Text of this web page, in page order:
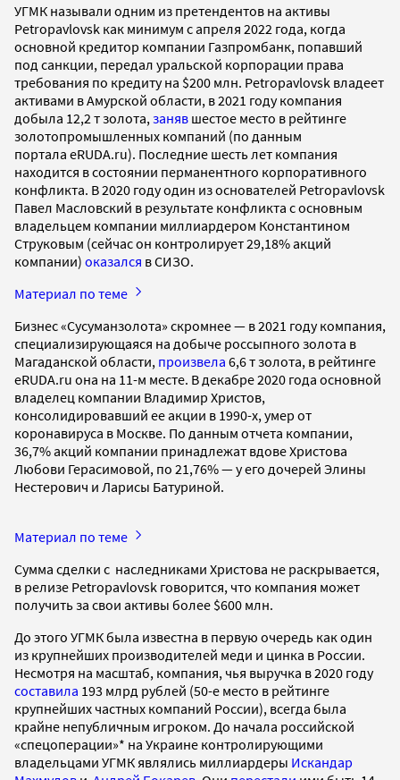
УГМК называли одним из претендентов на активы
Petropavlovsk как минимум с апреля 2022 года, когда
основной кредитор компании Газпромбанк, попавший
под санкции, передал уральской корпорации права
требования по кредиту на $200 млн. Petropavlovsk владеет
активами в Амурской области, в 2021 году компания
добыла 12,2 т золота, заняв шестое место в рейтинге
золотопромышленных компаний (по данным
портала eRUDA.ru). Последние шесть лет компания
находится в состоянии перманентного корпоративного
конфликта. В 2020 году один из основателей Petropavlovsk
Павел Масловский в результате конфликта с основным
владельцем компании миллиардером Константином
Струковым (сейчас он контролирует 29,18% акций
компании) оказался в СИЗО.
Материал по теме
Бизнес «Сусуманзолота» скромнее — в 2021 году компания,
специализирующаяся на добыче россыпного золота в
Магаданской области, произвела 6,6 т золота, в рейтинге
eRUDA.ru она на 11-м месте. В декабре 2020 года основной
владелец компании Владимир Христов,
консолидировавший ее акции в 1990-х, умер от
коронавируса в Москве. По данным отчета компании,
36,7% акций компании принадлежат вдове Христова
Любови Герасимовой, по 21,76% — у его дочерей Элины
Нестерович и Ларисы Батуриной.
Материал по теме
Сумма сделки с наследниками Христова не раскрывается,
в релизе Petropavlovsk говорится, что компания может
получить за свои активы более $600 млн.
До этого УГМК была известна в первую очередь как один
из крупнейших производителей меди и цинка в России.
Несмотря на масштаб, компания, чья выручка в 2020 году
составила 193 млрд рублей (50-е место в рейтинге
крупнейших частных компаний России), всегда была
крайне непубличным игроком. До начала российской
«спецоперации»* на Украине контролирующими
владельцами УГМК являлись миллиардеры Искандар